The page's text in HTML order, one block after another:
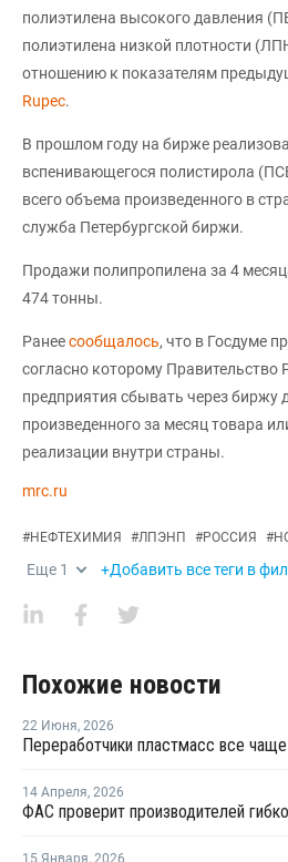
полиэтилена высокого давления
полиэтилена низкой плотности
отношению к показателям
Rupec.
В прошлом году на бирже
вспенивающегося полистирола
всего объема произведенного в
служба Петербургской биржи.
Продажи полипропилена за 4
474 тонны.
Ранеесообщалось, что в Госдуме
согласно которому Правительство
предприятия сбывать через биржу
произведенного за месяц товара
реализации внутри страны.
mrc.ru
#НЕФТЕХИМИЯ #ЛПЭНП #РОССИЯ #
Еще 1 +Добавить все теги в
Похожие новости
22 Июня, 2026
14 Апреля, 2026
15 Января, 2026